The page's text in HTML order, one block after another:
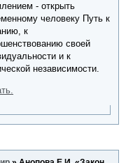
- открыть
человеку Путь к
к
своей
и к
независимости.